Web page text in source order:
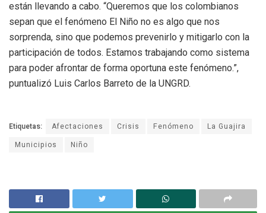
están llevando a cabo. “Queremos que los colombianos
sepan que el fenómeno El Niño no es algo que nos
sorprenda, sino que podemos prevenirlo y mitigarlo con la
participación de todos. Estamos trabajando como sistema
para poder afrontar de forma oportuna este fenómeno.”,
puntualizó Luis Carlos Barreto de la UNGRD.
Etiquetas: Afectaciones Crisis Fenómeno
La Guajira
Municipios
Niño